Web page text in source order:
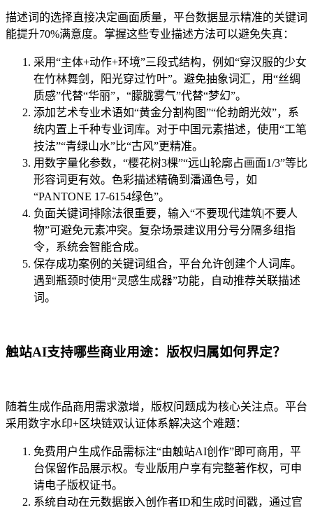
描述词的选择直接决定画面质量，平台数据显示精准的关键词
能提升70%满意度。掌握这些专业描述方法可以避免失真：
采用“主体+动作+环境”三段式结构，例如“穿汉服的少女
在竹林舞剑，阳光穿过竹叶”。避免抽象词汇，用“丝绸
质感”代替“华丽”，“朦胧雾气”代替“梦幻”。
添加艺术专业术语如“黄金分割构图”“伦勃朗光效”，系
统内置上千种专业词库。对于中国元素描述，使用“工笔
技法”“青绿山水”比“古风”更精准。
用数字量化参数，“樱花树3棵”“远山轮廓占画面1/3”等比
形容词更有效。色彩描述精确到潘通色号，如
“PANTONE 17-6154绿色”。
负面关键词排除法很重要，输入“不要现代建筑|不要人
物”可避免元素冲突。复杂场景建议用分号分隔多组指
令，系统会智能合成。
保存成功案例的关键词组合，平台允许创建个人词库。
遇到瓶颈时使用“灵感生成器”功能，自动推荐关联描述
词。
触站AI支持哪些商业用途：版权归属如何界定？
随着生成作品商用需求激增，版权问题成为核心关注点。平台
采用数字水印+区块链双认证体系解决这个难题：
免费用户生成作品需标注“由触站AI创作”即可商用，平
台保留作品展示权。专业版用户享有完整著作权，可申
请电子版权证书。
系统自动在元数据嵌入创作者ID和生成时间戳，通过官